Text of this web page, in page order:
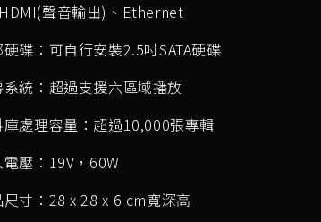
聲音輸出)、Ethernet
硬碟：可自行安裝2.5吋SATA硬碟
系統：超過支援六區域播放
庫處理容量：超過10,000張專輯
壓：19V，60W
尺寸：28 x 28 x 6 cm寬深高